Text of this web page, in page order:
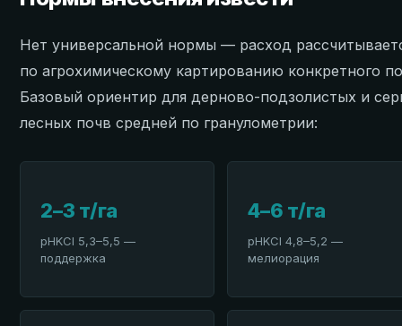
Нет универсальной нормы — расход
по агрохимическому картированию конкретного
Базовый ориентир для дерново-подзолистых и
лесных почв средней по гранулометрии:
2–3 т/га
pHKCl 5,3–5,5 —
поддержка
4–6 т/га
pHKCl 4,8–5,2 —
мелиорация